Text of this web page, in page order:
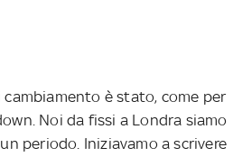
è stato, come per
Noi da fissi a Londra siamo
periodo. Iniziavamo a scrivere